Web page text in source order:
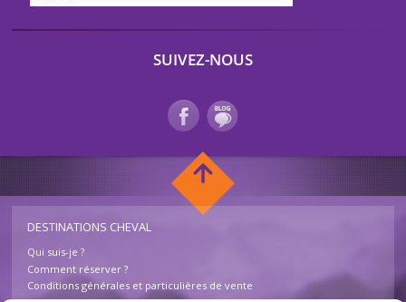
SUIVEZ-NOUS
DESTINATIONS CHEVAL
Qui suis-je ?
Comment réserver ?
Conditions générales et particulières de vente